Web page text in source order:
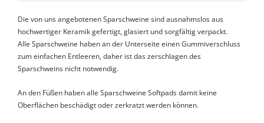
Die von uns angebotenen Sparschweine sind ausnahmslos aus
hochwertiger Keramik gefertigt, glasiert und sorgfältig verpackt.
Alle Sparschweine haben an der Unterseite einen Gummiverschluss
zum einfachen Entleeren, daher ist das zerschlagen des
Sparschweins nicht notwendig.
An den Füßen haben alle Sparschweine Softpads damit keine
Oberflächen beschädigt oder zerkratzt werden können.